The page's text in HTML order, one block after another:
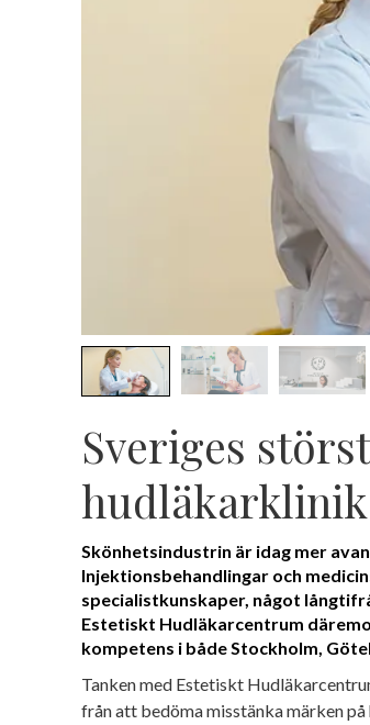
Sveriges
hudläkarklinik
Skönhetsindustrin är idag mer
Injektionsbehandlingar och
specialistkunskaper, något
Estetiskt Hudläkarcentrum
kompetens i både Stockholm,
Tanken med Estetiskt
från att bedöma misstänka märken